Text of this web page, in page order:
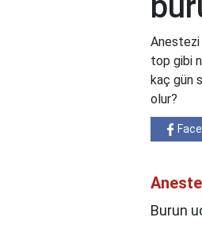
Anestezi
top gibi
kaç gün
olur?
Burun